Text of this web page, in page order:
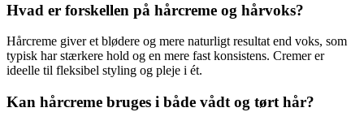
Hvad er forskellen på hårcreme og hårvoks?
Hårcreme giver et blødere og mere naturligt resultat end voks, som
typisk har stærkere hold og en mere fast konsistens. Cremer er
ideelle til fleksibel styling og pleje i ét.
Kan hårcreme bruges i både vådt og tørt hår?